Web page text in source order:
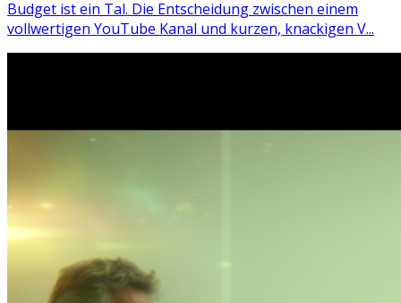
Budget ist ein Tal. Die Entscheidung zwischen einem
vollwertigen YouTube Kanal und kurzen, knackigen V...